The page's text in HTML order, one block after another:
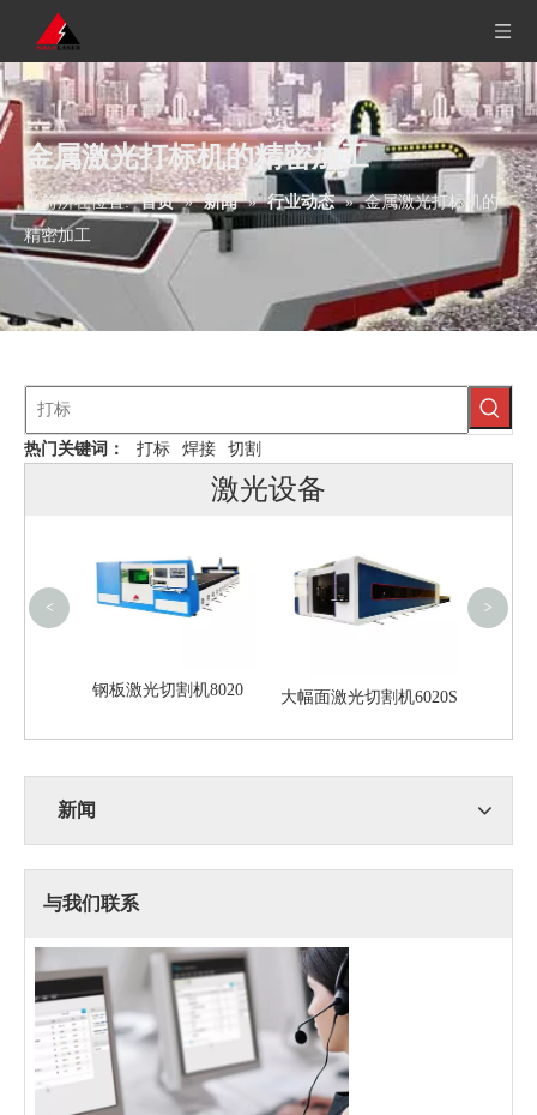
金属激光打标机的精密加工
当前所在位置: 首页 » 新闻 » 行业动态 » 金属激光打标机的
精密加工
热门关键词： 打标 焊接 切割
激光设备
大幅面激光切割机6020S
（200/300/400W）
< >
新闻
与我们联系